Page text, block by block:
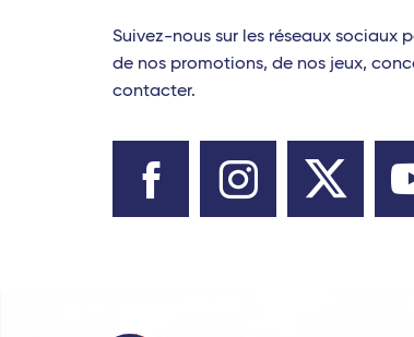
Suivez-nous sur les réseaux sociaux
de nos promotions, de nos jeux,
contacter.